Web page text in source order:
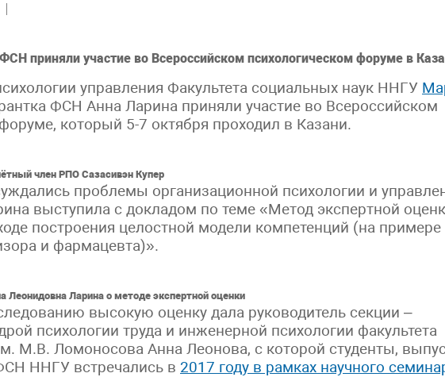
приняли участие во Всероссийском психологическом форуме в
управления Факультета социальных наук ННГУ
ФСН Анна Ларина приняли участие во Всероссийском
который 5-7 октября проходил в Казани.
член РПО Сазасивэн Купер
проблемы организационной психологии и
выступила с докладом по теме «Метод экспертной
построения целостной модели компетенций (на примере
и фармацевта)».
Леонидовна Ларина о методе экспертной оценки
высокую оценку дала руководитель секции –
психологии труда и инженерной психологии факультета
М.В. Ломоносова Анна Леонова, с которой студенты,
ННГУ встречались в 2017 году в рамках научного